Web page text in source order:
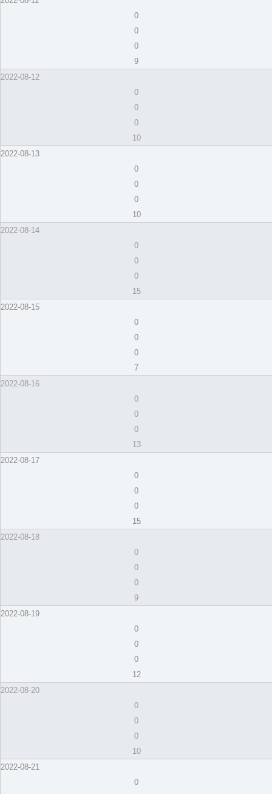
0
0
0
9
2022-08-12
0
0
0
10
2022-08-13
0
0
0
10
2022-08-14
0
0
0
15
2022-08-15
0
0
0
7
2022-08-16
0
0
0
13
2022-08-17
0
0
0
15
2022-08-18
0
0
0
9
2022-08-19
0
0
0
12
2022-08-20
0
0
0
10
2022-08-21
0